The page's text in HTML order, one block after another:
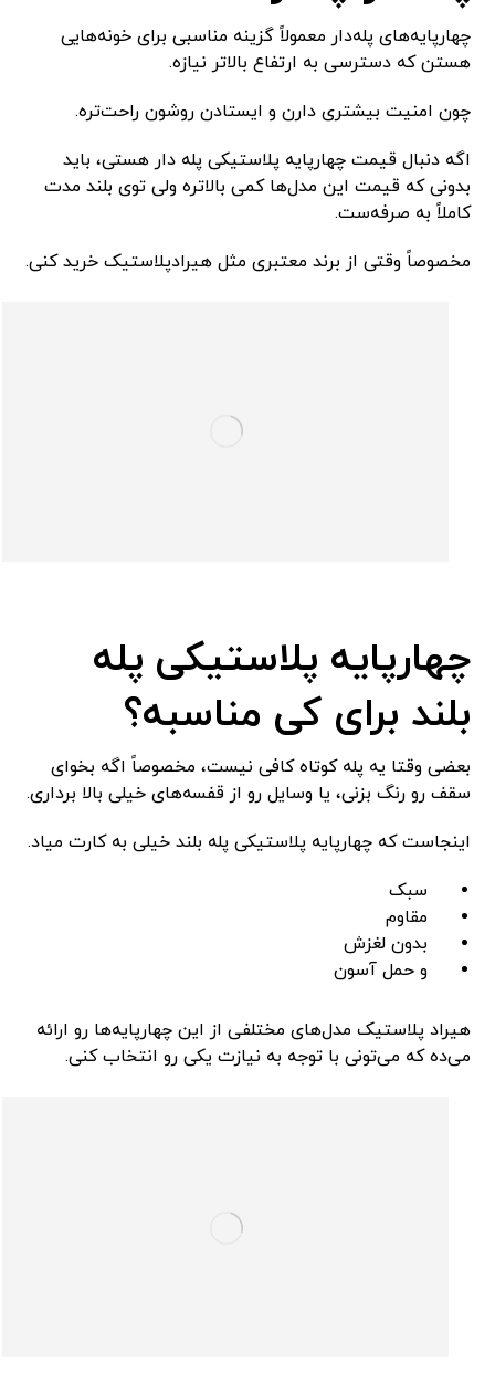
چهارپایه‌های پله‌دار معمولاً گزینه مناسبی برای خونه‌هایی
هستن که دسترسی به ارتفاع بالاتر نیازه.
چون امنیت بیشتری دارن و ایستادن روشون راحت‌تره.
اگه دنبال قیمت چهارپایه پلاستیکی پله دار هستی، باید
بدونی که قیمت این مدل‌ها کمی بالاتره ولی توی بلند مدت
کاملاً به صرفه‌ست.
مخصوصاً وقتی از برند معتبری مثل هیرادپلاستیک خرید کنی.
چهارپایه پلاستیکی پله
بلند برای کی مناسبه؟
بعضی وقتا یه پله کوتاه کافی نیست، مخصوصاً اگه بخوای
سقف رو رنگ بزنی، یا وسایل رو از قفسه‌های خیلی بالا برداری.
اینجاست که چهارپایه پلاستیکی پله بلند خیلی به کارت میاد.
سبک
مقاوم
بدون لغزش
و حمل آسون
هیراد پلاستیک مدل‌های مختلفی از این چهارپایه‌ها رو ارائه
می‌ده که می‌تونی با توجه به نیازت یکی رو انتخاب کنی.